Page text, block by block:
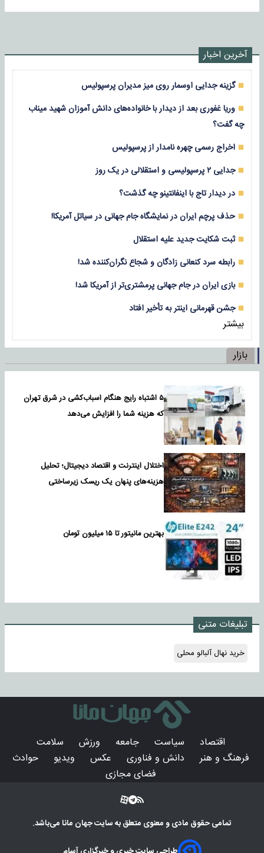
آخرین اخبار
گزینه جدایی اوسمار روی میز مدیران پرسپولیس
وریا غفوری بعد از دیدار با خانواده‌های دانش آموزان شهید میناب
چه گفت؟
اخراج رسمی چهره نامدار از پرسپولیس
جدایی ۲ پرسپولیسی و استقلالی در یک روز
در دیدار تاج با اینفانتینو چه گذشت؟
حذف پرچم ایران در نمایشگاه جام جهانی در سیاتل آمریکا!
ثبت شکایت جدید علیه استقلال
رابطه سرد کنعانی زادگان و شجاع نگران‌کننده شد!
بازی‌ ایران در جام جهانی پرمشتری‌تر از آمریکا شد!
جشن قهرمانی اینتر به تأخیر افتاد
بیشتر
بازار
۵ اشتباه رایج هنگام اسباب‌کشی در شرق تهران
که هزینه شما را افزایش می‌دهد
اختلال اینترنت و اقتصاد دیجیتال؛ تحلیل
هزینه‌های پنهان یک ریسک زیرساختی
بهترین مانیتور تا ۱۵ میلیون تومان
تبلیغات متنی
خرید نهال آلبالو محلی
اقتصاد سیاست جامعه ورزش
سلامت
فرهنگ و هنر
دانش و فناوری عکس ویدیو
حوادث
فضای مجازی
تمامی حقوق مادی و معنوی متعلق به سایتجهان مانامی‌باشد.